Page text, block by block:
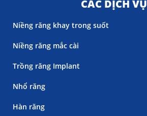
CÁC DỊCH VỤ
Niềng răng khay trong suốt
Niềng răng mắc cài
Trồng răng Implant
Nhổ răng
Hàn răng